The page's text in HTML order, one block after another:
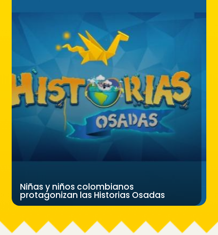
Niñas y niños colombianos
protagonizan las Historias Osadas